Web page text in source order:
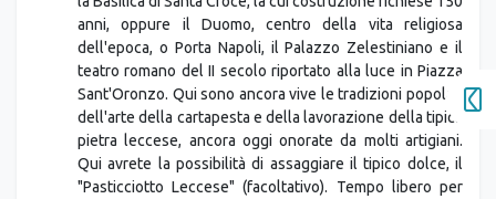
anni, oppure il Duomo, centro della vita religiosa
dell'epoca, o Porta Napoli, il Palazzo Zelestiniano e il
teatro romano del II secolo riportato alla luce in Piazza
Sant'Oronzo. Qui sono ancora vive le tradizioni popolari
dell'arte della cartapesta e della lavorazione della tipica
pietra leccese, ancora oggi onorate da molti artigiani.
Qui avrete la possibilità di assaggiare il tipico dolce, il
"Pasticciotto Leccese" (facoltativo). Tempo libero per